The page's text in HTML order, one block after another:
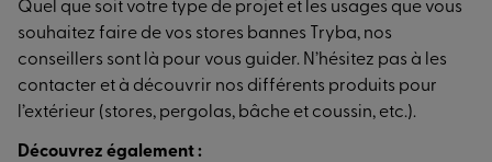
Quel que soit votre type de projet et les usages que vous
souhaitez faire de vos stores bannes Tryba, nos
conseillers sont là pour vous guider. N’hésitez pas à les
contacter et à découvrir nos différents produits pour
l’extérieur (stores, pergolas, bâche et coussin, etc.).
Découvrez également :